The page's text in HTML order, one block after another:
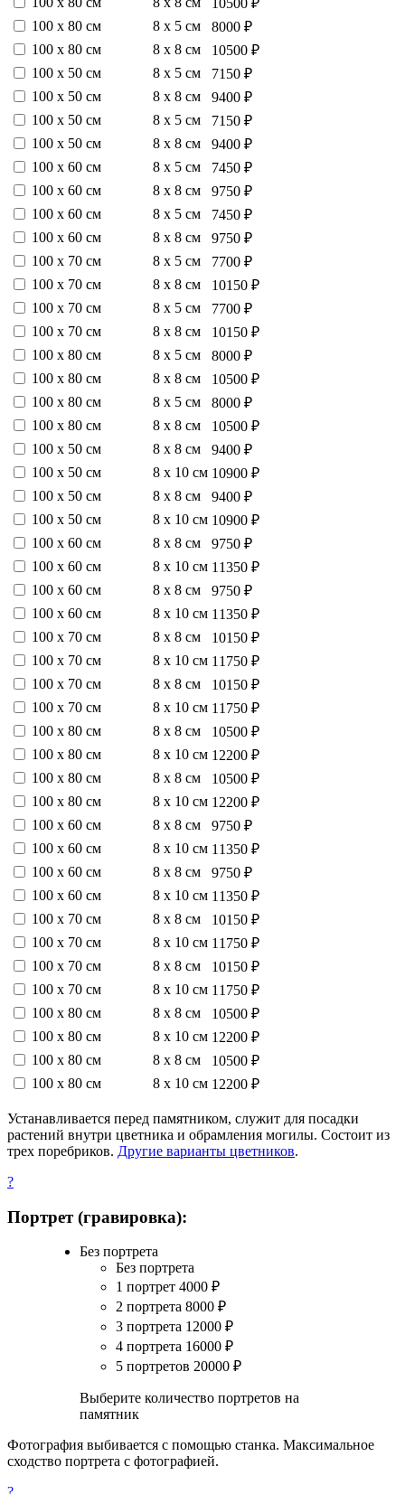
10500 ₽
100 х 80 см
8 х 5 см
8000 ₽
100 х 80 см
8 х 8 см
10500 ₽
100 х 50 см
8 х 5 см
7150 ₽
100 х 50 см
8 х 8 см
9400 ₽
100 х 50 см
8 х 5 см
7150 ₽
100 х 50 см
8 х 8 см
9400 ₽
100 х 60 см
8 х 5 см
7450 ₽
100 х 60 см
8 х 8 см
9750 ₽
100 х 60 см
8 х 5 см
7450 ₽
100 х 60 см
8 х 8 см
9750 ₽
100 х 70 см
8 х 5 см
7700 ₽
100 х 70 см
8 х 8 см
10150 ₽
100 х 70 см
8 х 5 см
7700 ₽
100 х 70 см
8 х 8 см
10150 ₽
100 х 80 см
8 х 5 см
8000 ₽
100 х 80 см
8 х 8 см
10500 ₽
100 х 80 см
8 х 5 см
8000 ₽
100 х 80 см
8 х 8 см
10500 ₽
100 х 50 см
8 х 8 см
9400 ₽
100 х 50 см
8 х 10 см 10900 ₽
100 х 50 см
8 х 8 см
9400 ₽
100 х 50 см
8 х 10 см 10900 ₽
100 х 60 см
8 х 8 см
9750 ₽
100 х 60 см
8 х 10 см 11350 ₽
100 х 60 см
8 х 8 см
9750 ₽
100 х 60 см
8 х 10 см 11350 ₽
100 х 70 см
8 х 8 см
10150 ₽
100 х 70 см
8 х 10 см 11750 ₽
100 х 70 см
8 х 8 см
10150 ₽
100 х 70 см
8 х 10 см 11750 ₽
100 х 80 см
8 х 8 см
10500 ₽
100 х 80 см
8 х 10 см 12200 ₽
100 х 80 см
8 х 8 см
10500 ₽
100 х 80 см
8 х 10 см 12200 ₽
100 х 60 см
8 х 8 см
9750 ₽
100 х 60 см
8 х 10 см 11350 ₽
100 х 60 см
8 х 8 см
9750 ₽
100 х 60 см
8 х 10 см 11350 ₽
100 х 70 см
8 х 8 см
10150 ₽
100 х 70 см
8 х 10 см 11750 ₽
100 х 70 см
8 х 8 см
10150 ₽
100 х 70 см
8 х 10 см 11750 ₽
100 х 80 см
8 х 8 см
10500 ₽
100 х 80 см
8 х 10 см 12200 ₽
100 х 80 см
8 х 8 см
10500 ₽
100 х 80 см
8 х 10 см 12200 ₽
Устанавливается перед памятником, служит для посадки
растений внутри цветника и обрамления могилы. Состоит из
трех поребриков. Другие варианты цветников.
?
Портрет (гравировка):
Без портрета
Без портрета
1 портрет 4000 ₽
2 портрета 8000 ₽
3 портрета 12000 ₽
4 портрета 16000 ₽
5 портретов 20000 ₽
Выберите количество портретов на
памятник
Фотография выбивается с помощью станка. Максимальное
сходство портрета с фотографией.